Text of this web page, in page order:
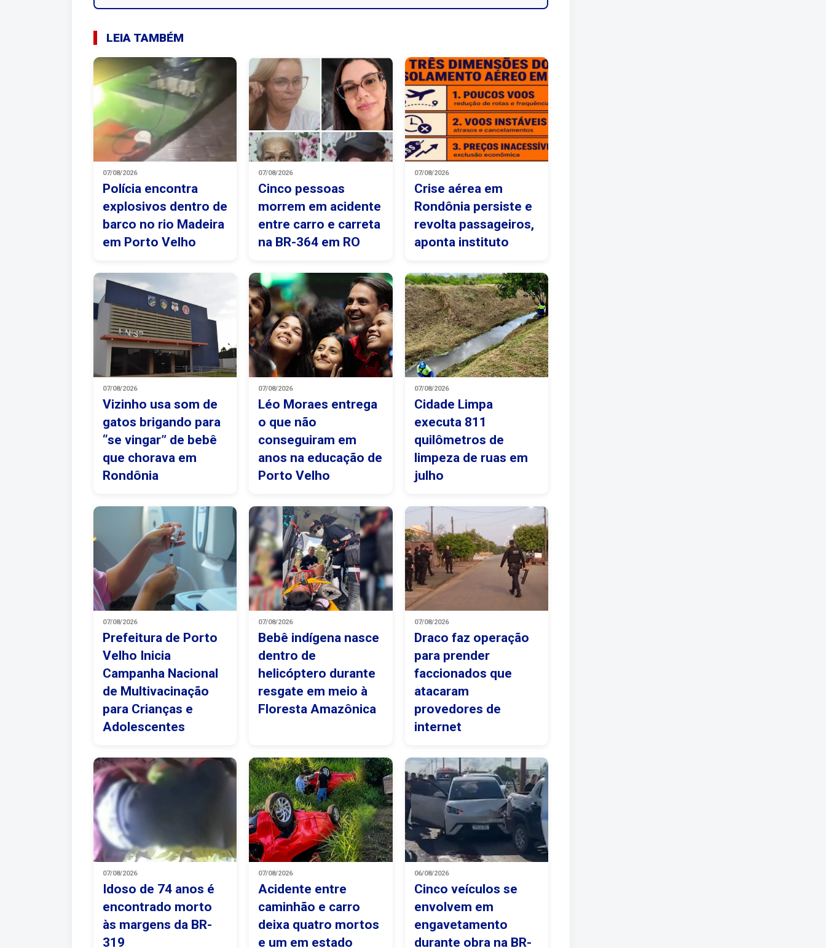
LEIA TAMBÉM
07/08/2026
Polícia encontra
explosivos dentro de
barco no rio Madeira
em Porto Velho
07/08/2026
Cinco pessoas
morrem em acidente
entre carro e carreta
na BR-364 em RO
07/08/2026
Crise aérea em
Rondônia persiste e
revolta passageiros,
aponta instituto
07/08/2026
Vizinho usa som de
gatos brigando para
“se vingar” de bebê
que chorava em
Rondônia
07/08/2026
Léo Moraes entrega
o que não
conseguiram em
anos na educação de
Porto Velho
07/08/2026
Cidade Limpa
executa 811
quilômetros de
limpeza de ruas em
julho
07/08/2026
Prefeitura de Porto
Velho Inicia
Campanha Nacional
de Multivacinação
para Crianças e
Adolescentes
07/08/2026
Bebê indígena nasce
dentro de
helicóptero durante
resgate em meio à
Floresta Amazônica
07/08/2026
Draco faz operação
para prender
faccionados que
atacaram
provedores de
internet
07/08/2026
Idoso de 74 anos é
encontrado morto
às margens da BR-
319
07/08/2026
Acidente entre
caminhão e carro
deixa quatro mortos
e um em estado
06/08/2026
Cinco veículos se
envolvem em
engavetamento
durante obra na BR-